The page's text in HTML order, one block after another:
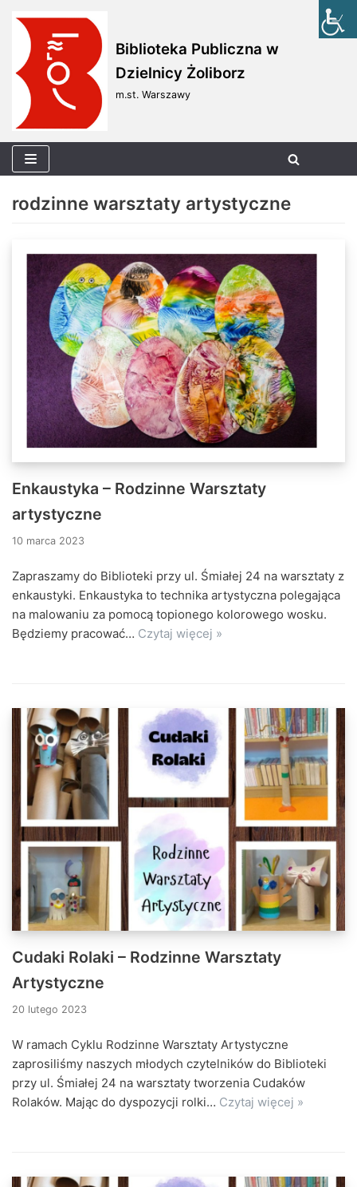
Skocz
do
treści
Biblioteka Publiczna w
Dzielnicy Żoliborz
m.st. Warszawy
rodzinne warsztaty artystyczne
Enkaustyka – Rodzinne Warsztaty
artystyczne
10 marca 2023
Zapraszamy do Biblioteki przy ul. Śmiałej 24 na warsztaty z
enkaustyki. Enkaustyka to technika artystyczna polegająca
na malowaniu za pomocą topionego kolorowego wosku.
Będziemy pracować… Czytaj więcej »
Cudaki Rolaki – Rodzinne Warsztaty
Artystyczne
20 lutego 2023
W ramach Cyklu Rodzinne Warsztaty Artystyczne
zaprosiliśmy naszych młodych czytelników do Biblioteki
przy ul. Śmiałej 24 na warsztaty tworzenia Cudaków
Rolaków. Mając do dyspozycji rolki… Czytaj więcej »